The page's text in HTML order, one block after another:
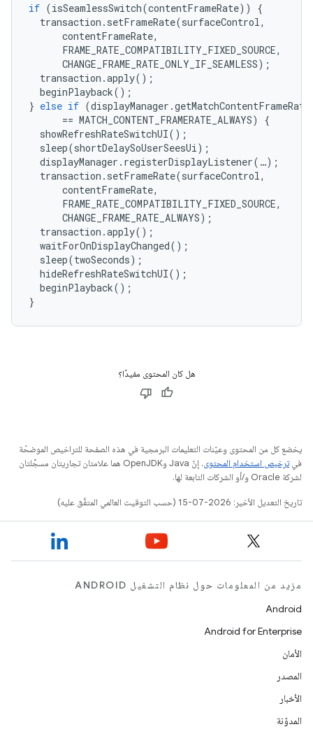
if (isSeamlessSwitch(contentFrameRate))
{
transaction . setFrameRate(surfaceControl,
contentFrameRate,
FRAME_RATE_COMPATIBILITY_FIXED_SOURCE,
CHANGE_FRAME_RATE_ONLY_IF_SEAMLESS);
transaction .apply();
beginPlayback();
} else if (displayManager .
== MATCH_CONTENT_FRAMERATE_ALWAYS)
{
showRefreshRateSwitchUI();
sleep(shortDelaySoUserSeesUi);
displayManager . registerDisplayListener( …);
transaction . setFrameRate(surfaceControl,
contentFrameRate,
FRAME_RATE_COMPATIBILITY_FIXED_SOURCE,
CHANGE_FRAME_RATE_ALWAYS);
transaction .apply();
waitForOnDisplayChanged();
sleep(twoSeconds);
hideRefreshRateSwitchUI();
beginPlayback();
}
هل كان المحتوى مفيدًا؟
يخضع كل من المحتوى وعيّنات التعليمات البرمجية في هذه الصفحة للتراخيص الموضحّة
فيترخيص استخدام المحتوى
. إنّ Java وOpenJDK هما علامتان تجاريتان مسجَّلتان
لشركة Oracle و/أو الشركات التابعة لها.
تاريخ التعديل الأخير: 2026-07-15 (حسب التوقيت العالمي المتفَّق عليه)
مزيد من المعلومات حول نظام التشغيل ANDROID
Android
Android for Enterprise
الأمان
المصدر
الأخبار
المدوّنة